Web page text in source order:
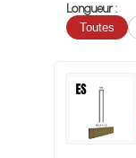
Longueur :
Toutes